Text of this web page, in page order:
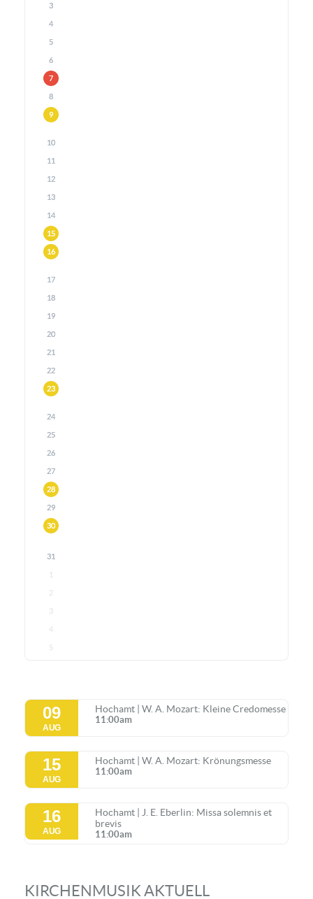
3
4
5
6
7
8
9
10
11
12
13
14
15
16
17
18
19
20
21
22
23
24
25
26
27
28
29
30
31
1
2
3
4
5
09
AUG
Hochamt | W. A. Mozart: Kleine Credomesse
11:00am
15
AUG
Hochamt | W. A. Mozart: Krönungsmesse
11:00am
16
AUG
Hochamt | J. E. Eberlin: Missa solemnis et
brevis
11:00am
KIRCHENMUSIK AKTUELL